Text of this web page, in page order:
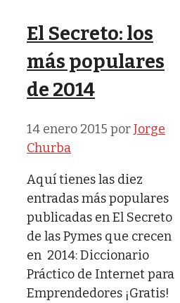
El Secreto: los
más populares
de 2014
14 enero 2015 porJorge
Churba
Aquí tienes las diez
entradas más populares
publicadas en El Secreto
de las Pymes que crecen
en 2014: Diccionario
Práctico de Internet para
Emprendedores ¡Gratis!